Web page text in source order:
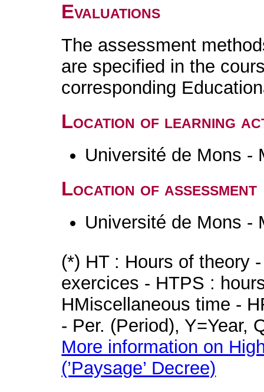
Evaluations
The assessment
are specified in the
corresponding
Location of learning
Université de Mons -
Location of assessment
Université de Mons -
(*) HT : Hours of theory
exercices - HTPS :
HMiscellaneous time -
- Per. (Period), Y=Year,
More information on
(’Paysage’ Decree)